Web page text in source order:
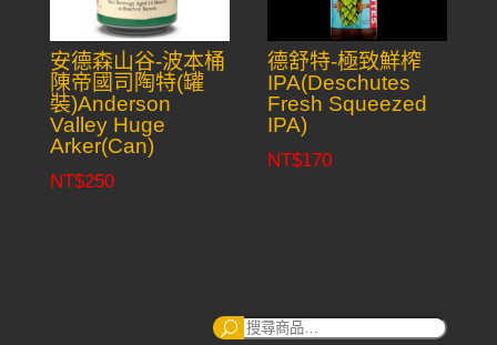
安德森山谷-波本桶
陳帝國司陶特(罐
裝)Anderson
Valley Huge
Arker(Can)
NT$250
德舒特-極致鮮榨
IPA(Deschutes
Fresh Squeezed
IPA)
NT$170
搜